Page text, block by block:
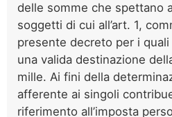
delle somme che spettano
soggetti di cui all’art. 1,
presente decreto per i
una valida destinazione
mille. Ai fini della
afferente ai singoli
riferimento all’imposta